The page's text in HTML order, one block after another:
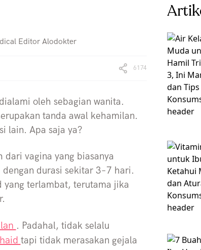
Editor Alodokter
6174
oleh sebagian wanita.
tanda awal kehamilan.
lain. Apa saja ya?
dari vagina yang biasanya
durasi sekitar 3–7 hari.
yang terlambat, terutama jika
. Padahal, tidak selalu
tapi tidak merasakan gejala